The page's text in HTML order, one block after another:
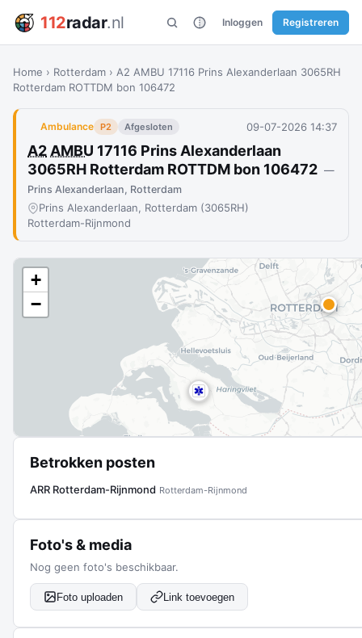
112radar.nl Inloggen Registreren
Home › Rotterdam › A2 AMBU 17116 Prins Alexanderlaan 3065RH
Rotterdam ROTTDM bon 106472
Ambulance P2 Afgesloten 09-07-2026 14:37
A2 AMBU 17116 Prins Alexanderlaan
3065RH Rotterdam ROTTDM bon 106472 —
Prins Alexanderlaan, Rotterdam
Prins Alexanderlaan, Rotterdam (3065RH)
Rotterdam-Rijnmond
+
−
Betrokken posten
ARR Rotterdam-Rijnmond Rotterdam-Rijnmond
Foto's & media
Nog geen foto's beschikbaar.
Foto uploaden Link toevoegen